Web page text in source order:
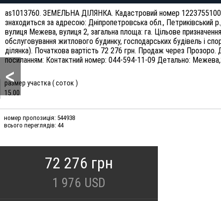
<
as1013760. ЗЕМЕЛЬНА ДІЛЯНКА. Кадастровий номер
знаходиться за адресою: Дніпропетровська обл., Петриківський
вулиця Межева, вулиця 2, загальна площа: га. Цільове
обслуговування житлового будинку, господарських будівель і
ділянка). Початкова вартість 72 276 грн. Продаж через Прозоро.
посиланням: Контактний номер: 044-594-11-09 Детально:
размер участка ( соток )
15.00
номер пропозиція: 544938
всього переглядів: 44
72 276 грн
1 976 USD